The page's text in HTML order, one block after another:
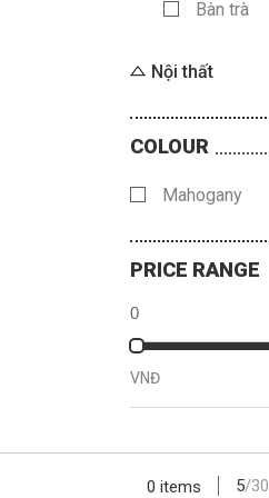
Bàn trà
Nội thất
COLOUR
Mahogany
PRICE RANGE
VNĐ
0 items 5/30